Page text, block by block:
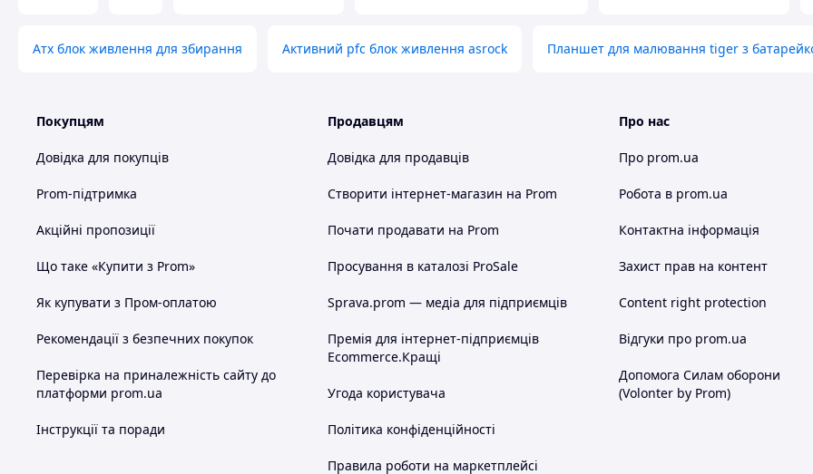
Атх блок живлення для збирання Активний pfc блок живлення asrock Планшет для малювання tiger з
Покупцям
Довідка для покупців
Prom-підтримка
Акційні пропозиції
Що таке «Купити з Prom»
Як купувати з Пром-оплатою
Рекомендації з безпечних покупок
Перевірка на приналежність сайту до
платформи prom.ua
Інструкції та поради
Продавцям
Довідка для продавців
Створити інтернет-магазин на Prom
Почати продавати на Prom
Просування в каталозі ProSale
Sprava.prom — медіа для підприємців
Премія для інтернет-підприємців
Ecommerce.Кращі
Угода користувача
Політика конфіденційності
Правила роботи на маркетплейсі
Про нас
Про prom.ua
Робота в prom.ua
Контактна інформація
Захист прав на контент
Content right protection
Відгуки про prom.ua
Допомога Силам оборони
(Volonter by Prom)